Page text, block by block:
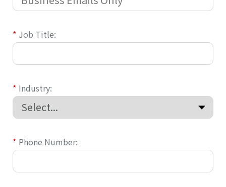
* Job Title:
* Industry:
* Phone Number: